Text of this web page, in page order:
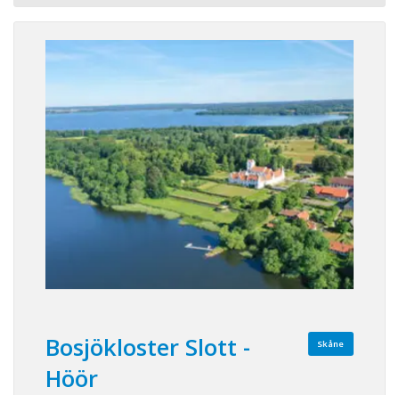
Skåne
Bosjökloster Slott -
Höör